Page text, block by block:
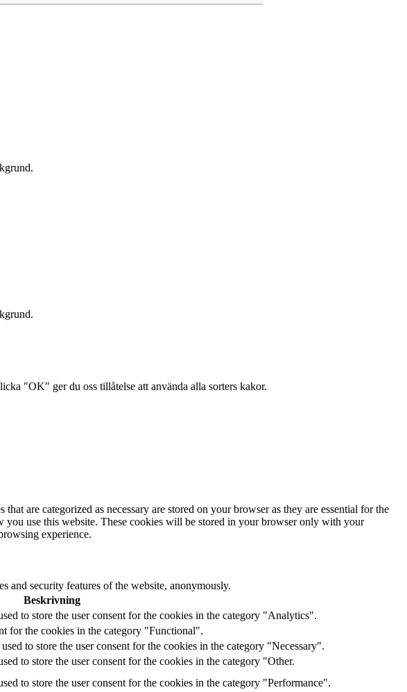
"OK" ger du oss tillåtelse att använda alla sorters kakor.
are categorized as necessary are stored on your browser as they are essential for the
use this website. These cookies will be stored in your browser only with your
experience.
and security features of the website, anonymously.
Beskrivning
to store the user consent for the cookies in the category "Analytics".
for the cookies in the category "Functional".
to store the user consent for the cookies in the category "Necessary".
to store the user consent for the cookies in the category "Other.
to store the user consent for the cookies in the category "Performance".